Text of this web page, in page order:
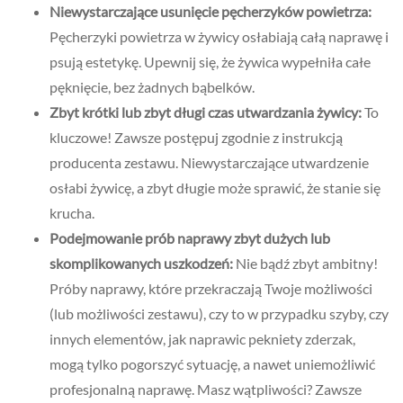
Niewystarczające usunięcie pęcherzyków powietrza:
Pęcherzyki powietrza w żywicy osłabiają całą naprawę i
psują estetykę. Upewnij się, że żywica wypełniła całe
pęknięcie, bez żadnych bąbelków.
Zbyt krótki lub zbyt długi czas utwardzania żywicy:To
kluczowe! Zawsze postępuj zgodnie z instrukcją
producenta zestawu. Niewystarczające utwardzenie
osłabi żywicę, a zbyt długie może sprawić, że stanie się
krucha.
Podejmowanie prób naprawy zbyt dużych lub
skomplikowanych uszkodzeń: Nie bądź zbyt ambitny!
Próby naprawy, które przekraczają Twoje możliwości
(lub możliwości zestawu), czy to w przypadku szyby, czy
innych elementów, jak naprawic pekniety zderzak,
mogą tylko pogorszyć sytuację, a nawet uniemożliwić
profesjonalną naprawę. Masz wątpliwości? Zawsze